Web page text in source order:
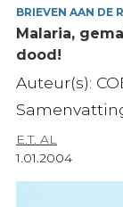
BRIEVEN AAN DE
Malaria,
dood!
Auteur(s):
E.T. AL
1.01.2004